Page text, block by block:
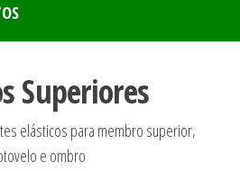
Superiores
elásticos para membro superior,
e ombro